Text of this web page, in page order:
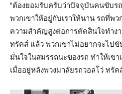
“ต้องยอมรับครับว่าปัจจุบันคนขับร
พวกเขาให้อยู่กับเราให้นาน รถที่พ
ความสำคัญสูงต่อการตัดสินใจทำง
ทรัคส์ แล้ว พวกเขาไม่อยากจะไปขั
มั่นใจในสมรรถนะของรถ ทำให้เข
เมื่ออยู่หลังพวงมาลัยรถวอลโว่ ทรั